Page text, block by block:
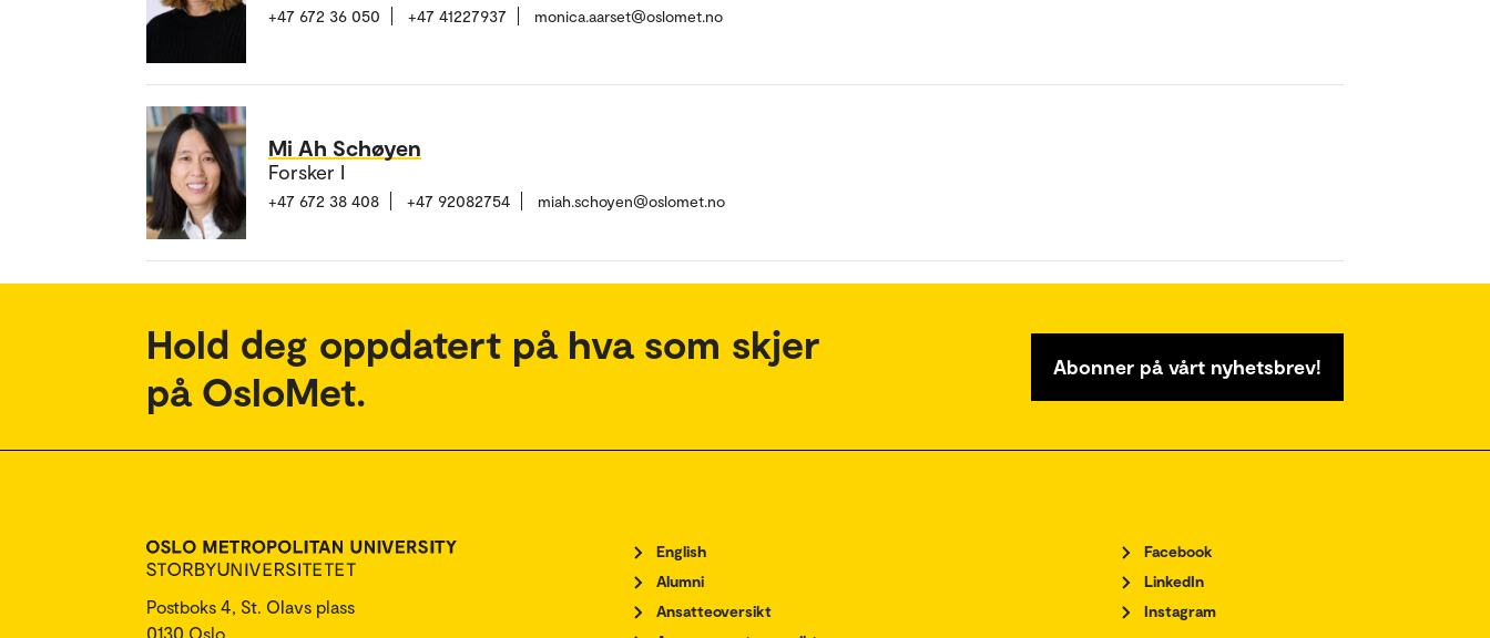
+47 672 36 050 +47 41227937 monica.aarset@oslomet.no
Mi Ah Schøyen
Forsker I
+47 672 38 408 +47 92082754 miah.schoyen@oslomet.no
Hold deg oppdatert på hva som skjer
på OsloMet.
Abonner på vårt nyhetsbrev!
Postboks 4, St. Olavs plass
0130 Oslo
English
Alumni
Ansatteoversikt
Facebook
LinkedIn
Instagram